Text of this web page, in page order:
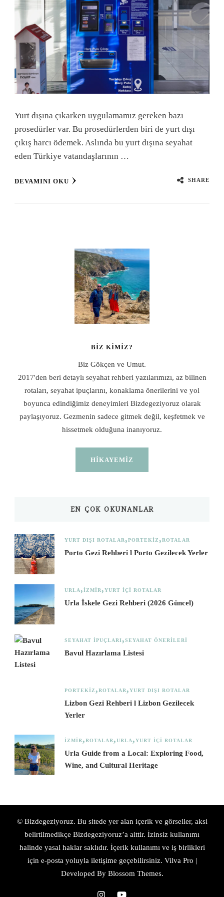
Yurt dışına çıkarken uygulamamız gereken bazı
prosedürler var. Bu prosedürlerden biri de yurt dışı
çıkış harcı ödemek. Aslında bu yurt dışına seyahat
eden Türkiye vatandaşlarının …
DEVAMINI OKU SHARE
BIZ KIMIZ?
Biz Gökçen ve Umut.
2017'den beri detaylı seyahat rehberi yazılarımızı, az bilinen
rotaları, seyahat ipuçlarını, konaklama önerilerini ve yol
boyunca edindiğimiz deneyimleri Bizdegeziyoruz olarak
paylaşıyoruz. Gezmenin sadece gitmek değil, keşfetmek ve
hissetmek olduğuna inanıyoruz.
HIKAYEMIZ
EN ÇOK OKUNANLAR
YURT DIŞI ROTALAR PORTEKIZ ROTALAR
Porto Gezi Rehberi l Porto Gezilecek Yerler
URLA İZMIR YURT İÇI ROTALAR
Urla İskele Gezi Rehberi (2026 Güncel)
SEYAHAT İPUÇLARI SEYAHAT ÖNERILERI
Bavul Hazırlama Listesi
PORTEKIZ ROTALAR YURT DIŞI ROTALAR
Lizbon Gezi Rehberi l Lizbon Gezilecek
Yerler
İZMIR ROTALAR URLA YURT İÇI ROTALAR
Urla Guide from a Local: Exploring Food,
Wine, and Cultural Heritage
© Bizdegeziyoruz. Bu sitede yer alan içerik ve görseller, aksi
belirtilmedikçe Bizdegeziyoruz’a aittir. İzinsiz kullanımı
halinde yasal haklar saklıdır. İçerik kullanımı ve iş birlikleri
için e-posta yoluyla iletişime geçebilirsiniz. Vilva Pro |
Developed By Blossom Themes.